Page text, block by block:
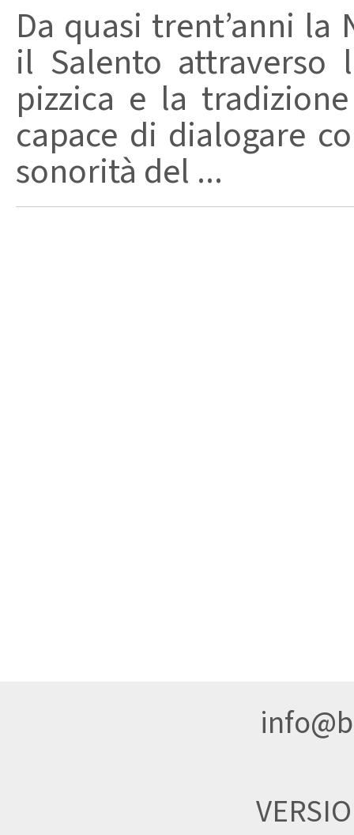
Da quasi trent’anni
il Salento attraverso
pizzica e la
capace di dialogare
sonorità del ...